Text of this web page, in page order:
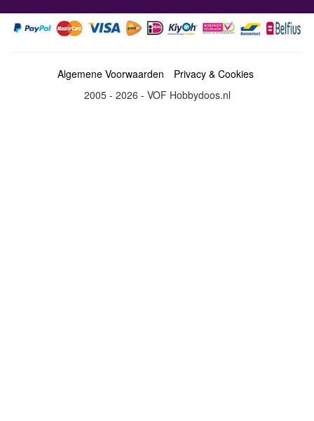
Algemene Voorwaarden
Privacy & Cookies
2005 - 2026 - VOF Hobbydoos.nl